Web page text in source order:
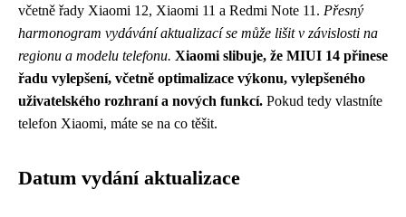
včetně řady Xiaomi 12, Xiaomi 11 a Redmi Note 11. Přesný
harmonogram vydávání aktualizací se může lišit v závislosti na
regionu a modelu telefonu. Xiaomi slibuje, že MIUI 14 přinese
řadu vylepšení, včetně optimalizace výkonu, vylepšeného
uživatelského rozhraní a nových funkcí. Pokud tedy vlastníte
telefon Xiaomi, máte se na co těšit.
Datum vydání aktualizace